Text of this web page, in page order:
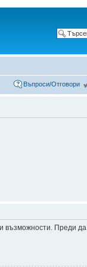
Въпроси/Отговори
възможности. Преди